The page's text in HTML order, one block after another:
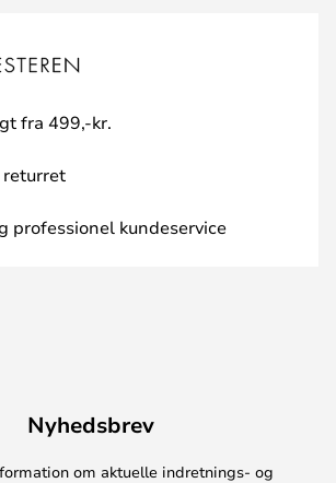
fra 499,-kr.
returret
professionel kundeservice
Nyhedsbrev
om aktuelle indretnings- og